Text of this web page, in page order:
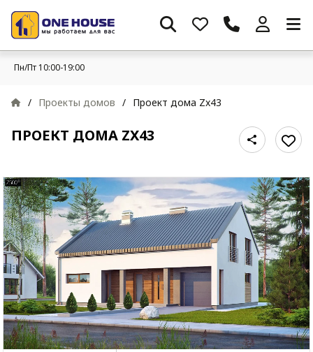
Пн/Пт 10:00-19:00
/ Проекты домов / Проект дома Zx43
ПРОЕКТ ДОМА ZX43